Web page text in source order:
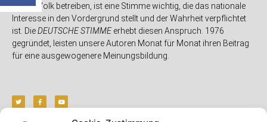
eigene Volk betreiben, ist eine Stimme wichtig, die das nationale
Interesse in den Vordergrund stellt und der Wahrheit verpflichtet
ist. DieDEUTSCHE STIMMEerhebt diesen Anspruch. 1976
gegründet, leisten unsere Autoren Monat für Monat ihren Beitrag
für eine ausgewogenere Meinungsbildung.